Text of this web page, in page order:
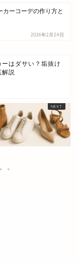
カーコーデの作り方と
2026年2月24日
はダサい？垢抜け
解説